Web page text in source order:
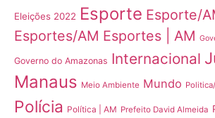
Eleições 2022 Esporte Esporte/
Esportes/AM Esportes | AM
Governo do Amazonas Internacional
Manaus Meio Ambiente Mundo
Polícia Política | AM Prefeito David Almeida